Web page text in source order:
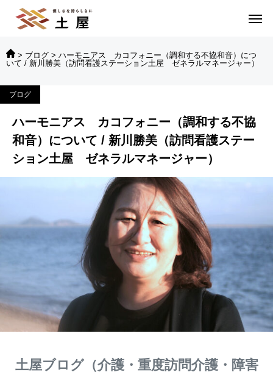
> ブログ > ハーモニアス カコフォニー（調和する不協和音）につ
いて / 新川勝美（訪問看護ステーション土屋 ゼネラルマネージャー）
ブログ
ハーモニアス カコフォニー（調和する不協
和音）について / 新川勝美（訪問看護ステー
ション土屋 ゼネラルマネージャー）
土屋ブログ（介護・重度訪問介護・障害